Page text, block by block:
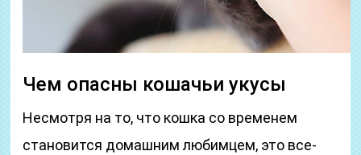
Чем опасны кошачьи укусы
Несмотря на то, что кошка со временем
становится домашним любимцем, это все-